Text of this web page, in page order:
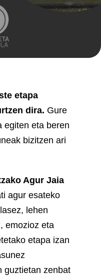
etapa
dira. Gure
egiten eta beren
bizitzen ari
Agur Jaia
agur esateko
lehen
emozioz eta
etapa izan
guztietan zenbat